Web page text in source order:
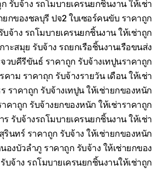
รับจ้าง รถโมบายเครนยกชิ้นงาน ให้เช่า
ยกของชลบุรี ปจ2 ใบเซอร์คนขับ ราคาถูก
จ้าง รถโมบายเครนยกชิ้นงาน ให้เช่าถูก
าะสมุย รับจ้าง รถยกเรือชิ้นงานเรือขนส่ง
วบคีรีขันธ์ ราคาถูก รับจ้างเทปูนราคาถูก
คาม ราคาถุก รับจ้างรายวัน เดือน ให้เช่า
ราคาถูก รับจ้างเทปูน ให้เช่ายกของหนัก
าคาถูก รับจ้างยกของหนัก ให้เช่าราคาถูก
ร รับจ้างรถโมบายเครนยกชิ้นงาน ให้เช่า
รินทร์ ราคาถูก รับจ้าง ให้เช่ายกของหนัก
องบัวลำภู ราคาถูก รับจ้าง ให้เช่ายกของ
บจ้าง รถโมบายเครนยกชิ้นงานให้เช่าถูก